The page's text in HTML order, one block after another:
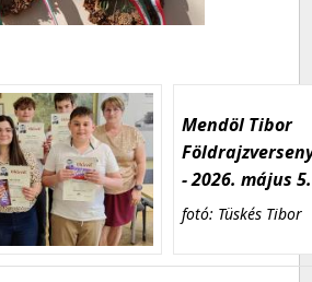
Mendöl Tibor
- 2026. május 5.
fotó: Tüskés Tibor